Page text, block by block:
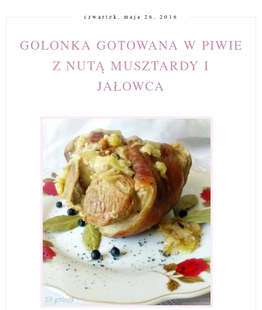
czwartek, maja 26, 2016
GOLONKA GOTOWANA W PIWIE
Z NUTĄ MUSZTARDY I
JAŁOWCA